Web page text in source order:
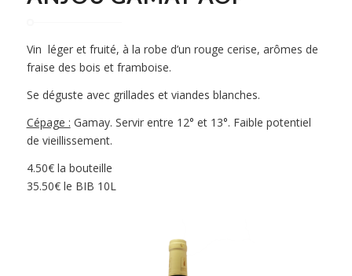
Vin léger et fruité, à la robe d’un rouge cerise, arômes de
fraise des bois et framboise.
Se déguste avec grillades et viandes blanches.
Cépage : Gamay. Servir entre 12° et 13°. Faible potentiel
de vieillissement.
4.50€ la bouteille
35.50€ le BIB 10L